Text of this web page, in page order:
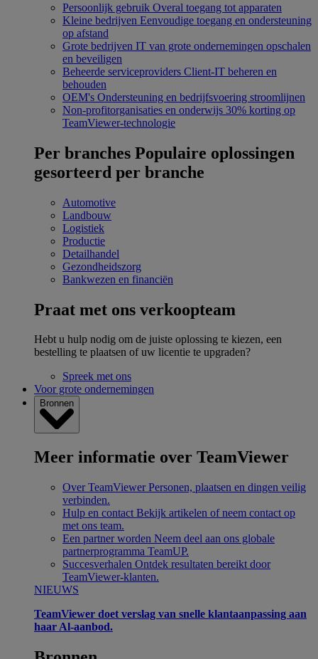
Persoonlijk gebruik Overal toegang tot apparaten
Kleine bedrijven Eenvoudige toegang en ondersteuning
op afstand
Grote bedrijven IT van grote ondernemingen opschalen
en beveiligen
Beheerde serviceproviders Client-IT beheren en
behouden
OEM's Ondersteuning en bedrijfsvoering stroomlijnen
Non-profitorganisaties en onderwijs 30% korting op
TeamViewer-technologie
Per branches Populaire oplossingen
gesorteerd per branche
Automotive
Landbouw
Logistiek
Productie
Detailhandel
Gezondheidszorg
Bankwezen en financiën
Praat met ons verkoopteam
Hebt u hulp nodig om de juiste oplossing te kiezen, een
bestelling te plaatsen of uw licentie te upgraden?
Spreek met ons
Voor grote ondernemingen
Bronnen
Meer informatie over TeamViewer
Over TeamViewer Personen, plaatsen en dingen veilig
verbinden.
Hulp en contact Bekijk artikelen of neem contact op
met ons team.
Een partner worden Neem deel aan ons globale
partnerprogramma TeamUP.
Succesverhalen Ontdek resultaten bereikt door
TeamViewer-klanten.
NIEUWS
TeamViewer doet verslag van snelle klantaanpassing aan
haar Al-aanbod.